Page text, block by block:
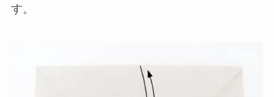
す。